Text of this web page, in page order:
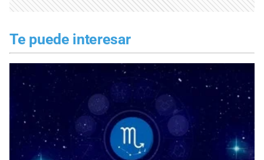
Te puede interesar